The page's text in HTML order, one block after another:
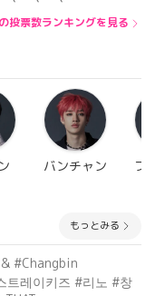
投票数ランキングを見る
バンチャン フ
もっとみる
#Changbin
트레이키즈 #리노 #창